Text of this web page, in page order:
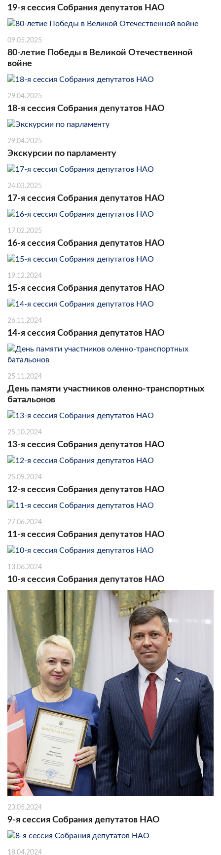
19-я сессия Собрания депутатов НАО
09.05.2025
80-летие Победы в Великой Отечественной
войне
29.04.2025
18-я сессия Собрания депутатов НАО
29.04.2025
Экскурсии по парламенту
24.03.2025
17-я сессия Собрания депутатов НАО
17.02.2025
16-я сессия Собрания депутатов НАО
19.12.2024
15-я сессия Собрания депутатов НАО
26.11.2024
14-я сессия Собрания депутатов НАО
25.11.2024
День памяти участников оленно-транспортных
батальонов
25.10.2024
13-я сессия Собрания депутатов НАО
25.09.2024
12-я сессия Собрания депутатов НАО
27.06.2024
11-я сессия Собрания депутатов НАО
13.06.2024
10-я сессия Собрания депутатов НАО
23.05.2024
9-я сессия Собрания депутатов НАО
18.04.2024